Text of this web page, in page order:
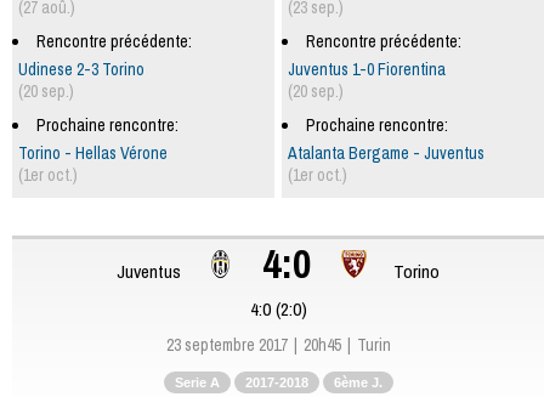
(23 sep.)
Rencontre précédente:
Juventus 1-0 Fiorentina
(20 sep.)
Prochaine rencontre:
Atalanta Bergame - Juventus
(1er oct.)
(27 aoû.)
Rencontre précédente:
Udinese 2-3 Torino
(20 sep.)
Prochaine rencontre:
Torino - Hellas Vérone
(1er oct.)
Juventus 4:0
Torino
4:0 (2:0)
23 septembre 2017 20h45 Turin
Serie A 2017-2018 6ème J.